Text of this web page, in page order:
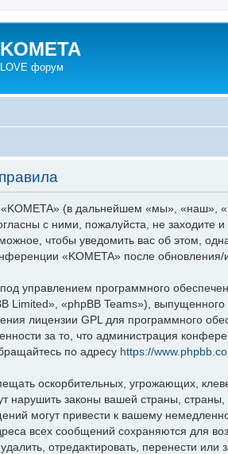
KOMETA
LOVE форум
(в дальнейшем «мы», «наш»,
с ними, пожалуйста, не заходите
чтобы уведомить вас об этом,
«KOMETA» после
управлением программного
Limited», «phpBB Teams»), выпущенного
лицензии GPL для программного
за то, что администрация
по адресу https://
оскорбительных, угрожающих,
нарушить законы вашей страны,
могут привести к вашему
всех сообщений сохраняются для
отредактировать, перенести